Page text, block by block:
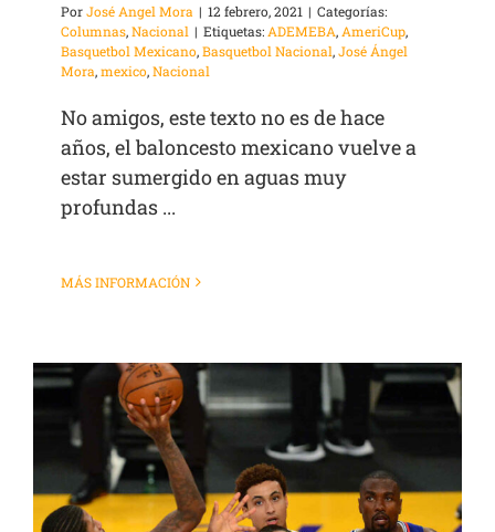
PorJosé Angel Mora | 12 febrero, 2021 | Categorías:
Columnas,Nacional | Etiquetas: ADEMEBA, AmeriCup,
Basquetbol Mexicano,Basquetbol Nacional,José Ángel
Mora,mexico,Nacional
No amigos, este texto no es de hace
años, el baloncesto mexicano vuelve a
estar sumergido en aguas muy
profundas ...
MÁS INFORMACIÓN